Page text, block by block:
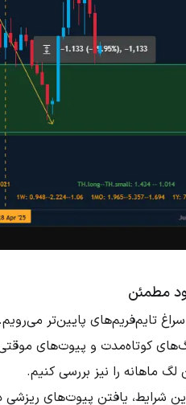
مطمئن
سراغ تایم‌فریم‌های پایین‌تر
کوتاه‌مدت و پیوت‌های
لگ ماهانه را نیز بررسی کنیم.